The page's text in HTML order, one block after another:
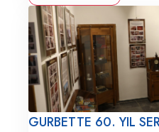
GURBETTE 60. YIL